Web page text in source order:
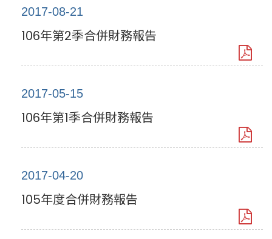
2017-08-21
106年第2季合併財務報告
2017-05-15
106年第1季合併財務報告
2017-04-20
105年度合併財務報告